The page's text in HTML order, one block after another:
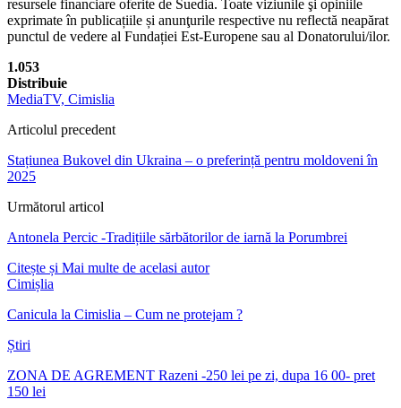
resursele financiare oferite de Suedia. Toate viziunile şi opiniile
exprimate în publicațiile și anunţurile respective nu reflectă neapărat
punctul de vedere al Fundației Est-Europene sau al Donatorului/ilor.
1.053
Distribuie
MediaTV, Cimislia
Articolul precedent
Stațiunea Bukovel din Ukraina – o preferință pentru moldoveni în
2025
Următorul articol
Antonela Percic -Tradițiile sărbătorilor de iarnă la Porumbrei
Citește și Mai multe de acelasi autor
Cimișlia
Canicula la Cimislia – Cum ne protejam ?
Știri
ZONA DE AGREMENT Razeni -250 lei pe zi, dupa 16 00- pret
150 lei